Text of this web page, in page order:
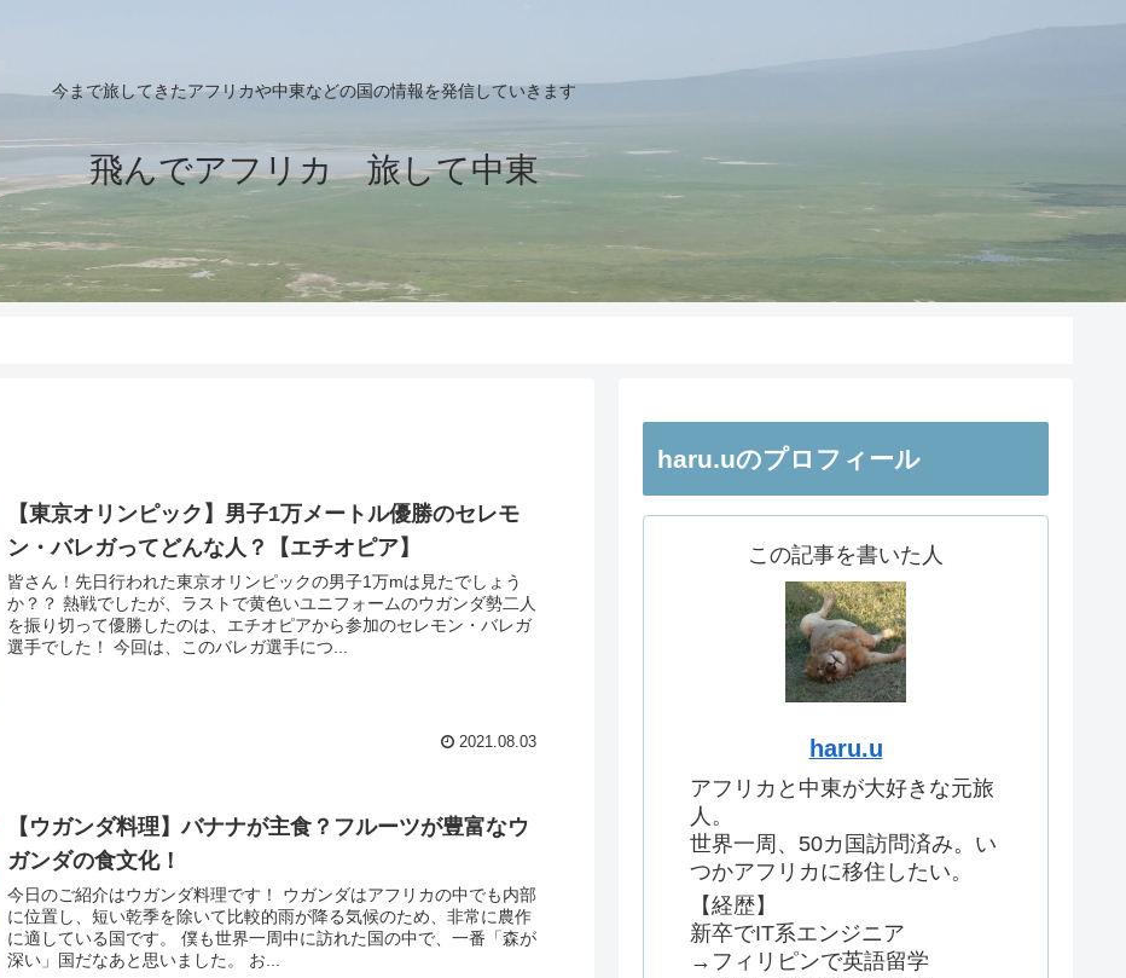
今まで旅してきたアフリカや中東などの国の情報を発信していきます
飛んでアフリカ 旅して中東
【東京オリンピック】男子1万メートル優勝のセレモ
ン・バレガってどんな人？【エチオピア】
皆さん！先日行われた東京オリンピックの男子1万mは見たでしょう
か？？ 熱戦でしたが、ラストで黄色いユニフォームのウガンダ勢二人
を振り切って優勝したのは、エチオピアから参加のセレモン・バレガ
選手でした！ 今回は、このバレガ選手につ...
2021.08.03
【ウガンダ料理】バナナが主食？フルーツが豊富なウ
ガンダの食文化！
今日のご紹介はウガンダ料理です！ ウガンダはアフリカの中でも内部
に位置し、短い乾季を除いて比較的雨が降る気候のため、非常に農作
に適している国です。 僕も世界一周中に訪れた国の中で、一番「森が
深い」国だなあと思いました。 お...
haru.uのプロフィール
この記事を書いた人
haru.u
アフリカと中東が大好きな元旅
人。
世界一周、50カ国訪問済み。い
つかアフリカに移住したい。
【経歴】
新卒でIT系エンジニア
→フィリピンで英語留学